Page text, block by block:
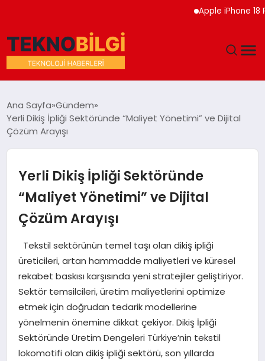
Apple iPhone 18 Pro
DÜNYA
MAGAZIN
SAĞLIK
SIYASET
SPOR
TEKNOLOJI
Ana Sayfa Gündem
Yerli Dikiş İpliği Sektöründe “Maliyet Yönetimi” ve Dijital
Çözüm Arayışı
Yerli Dikiş İpliği Sektöründe
“Maliyet Yönetimi” ve Dijital
Çözüm Arayışı
Tekstil sektörünün temel taşı olan dikiş ipliği
üreticileri, artan hammadde maliyetleri ve küresel
rekabet baskısı karşısında yeni stratejiler geliştiriyor.
Sektör temsilcileri, üretim maliyetlerini optimize
etmek için doğrudan tedarik modellerine
yönelmenin önemine dikkat çekiyor. Dikiş İpliği
Sektöründe Üretim Dengeleri Türkiye’nin tekstil
lokomotifi olan dikiş ipliği sektörü, son yıllarda